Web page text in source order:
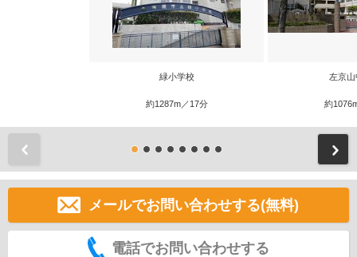
緑小学校
約1287m／17分
左京山
約
メールでお問い合わせする(無料)
電話でお問い合わせする